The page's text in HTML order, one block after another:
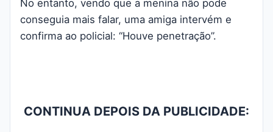
No entanto, vendo que a menina não pode
conseguia mais falar, uma amiga intervém e
confirma ao policial: “Houve penetração”.
CONTINUA DEPOIS DA PUBLICIDADE: